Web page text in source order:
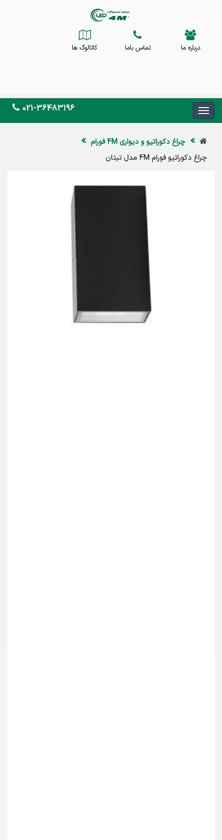
درباره ما تماس باما کاتالوگ ها
021-36483196
چراغ دکوراتیو و دیواری 4M فورام
چراغ دکوراتیو فورام 4M مدل تیتان